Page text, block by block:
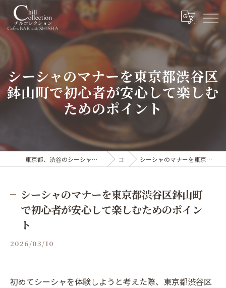
シーシャのマナーを東京都渋谷区
鉢山町で初心者が安心して楽しむ
ためのポイント
東京都、渋谷のシーシャならカフェ&シーシャバー Chill collection渋谷センター街店 コラム シーシャのマナーを東京都渋谷区鉢山町で初心者が安心して楽しむためのポイント
シーシャのマナーを東京都渋谷区鉢山町
で初心者が安心して楽しむためのポイン
ト
2026/03/10
初めてシーシャを体験しようと考えた際、東京都渋谷区